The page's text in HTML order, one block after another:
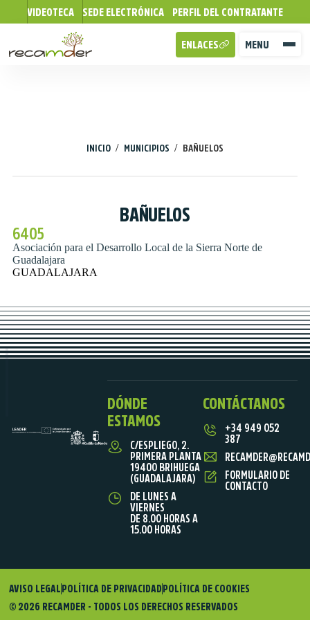
VIDEOTECA SEDE ELECTRÓNICA PERFIL DEL CONTRATANTE
MENU
ENLACES
INICIO / MUNICIPIOS / BAÑUELOS
BAÑUELOS
6405
Asociación para el Desarrollo Local de la Sierra Norte de
Guadalajara
GUADALAJARA
DÓNDE
ESTAMOS
C/ESPLIEGO, 2.
PRIMERA PLANTA
19400 BRIHUEGA
(GUADALAJARA)
DE LUNES A
VIERNES
DE 8.00 HORAS A
15.00 HORAS
CONTÁCTANOS
+34 949 052
387
FORMULARIO DE
CONTACTO
© 2026 RECAMDER - TODOS LOS DERECHOS RESERVADOS
AVISO LEGAL POLÍTICA DE PRIVACIDAD POLÍTICA DE COOKIES